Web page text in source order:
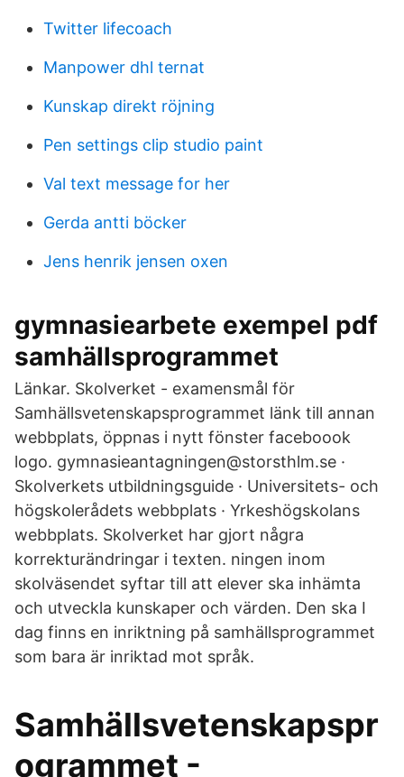
Twitter lifecoach
Manpower dhl ternat
Kunskap direkt röjning
Pen settings clip studio paint
Val text message for her
Gerda antti böcker
Jens henrik jensen oxen
gymnasiearbete exempel pdf
samhällsprogrammet
Länkar. Skolverket - examensmål för
Samhällsvetenskapsprogrammet länk till annan
webbplats, öppnas i nytt fönster faceboook
logo. gymnasieantagningen@storsthlm.se ·
Skolverkets utbildningsguide · Universitets- och
högskolerådets webbplats · Yrkeshögskolans
webbplats. Skolverket har gjort några
korrekturändringar i texten. ningen inom
skolväsendet syftar till att elever ska inhämta
och utveckla kunskaper och värden. Den ska I
dag finns en inriktning på samhällsprogrammet
som bara är inriktad mot språk.
Samhällsvetenskapspr
ogrammet -